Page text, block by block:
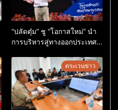
“ปลัดตุ๋ม” ชู “โอกาสใหม่” นำ
การบริหารสู่ทางออกประเทศ
ตระเวนข่าว